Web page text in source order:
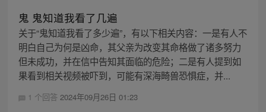
鬼 鬼知道我看了几遍
关于“鬼知道我看了多少遍”，有以下相关内容：一是有人不
明白自己为何是凶命，其父亲为改变其命格做了诸多努力
但未成功，并在信中告知其面临的危险；二是有人提到如
果看到相关视频被吓到，可能有深海畸兽恐惧症，并...
1 个回答 2024年09月26日 01:23